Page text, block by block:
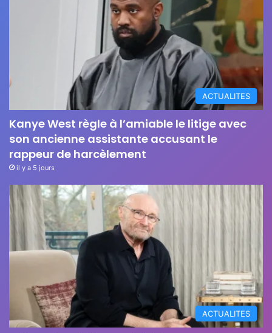
ACTUALITES
Kanye West règle à l’amiable le litige avec
son ancienne assistante accusant le
rappeur de harcèlement
il y a 5 jours
ACTUALITES